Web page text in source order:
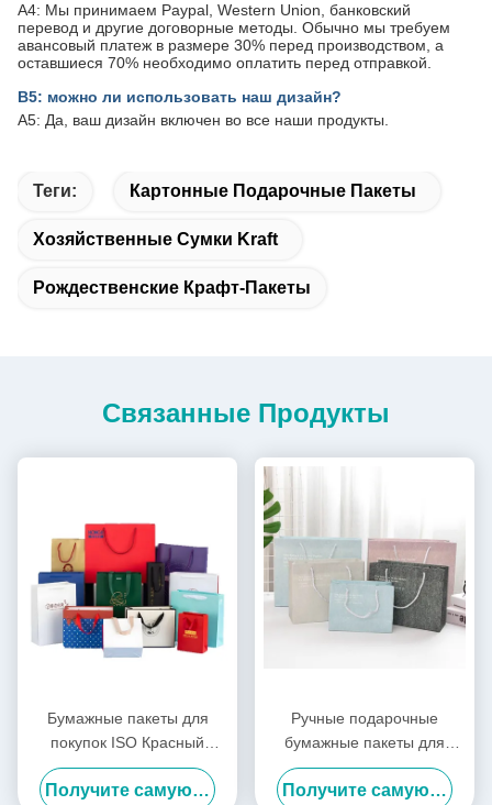
A4: Мы принимаем Paypal, Western Union, банковский
перевод и другие договорные методы. Обычно мы требуем
авансовый платеж в размере 30% перед производством, а
оставшиеся 70% необходимо оплатить перед отправкой.
В5: можно ли использовать наш дизайн?
A5: Да, ваш дизайн включен во все наши продукты.
Теги: Картонные Подарочные Пакеты
Хозяйственные Сумки Kraft
Рождественские Крафт-Пакеты
Связанные Продукты
Бумажные пакеты для
покупок ISO Красный
Фиолетовый Одежда Сумки
для покупок Логотип на
Получите самую лучшую цену
Ручные подарочные
бумажные пакеты для
покупок по заказу
Получите самую лучшую цену